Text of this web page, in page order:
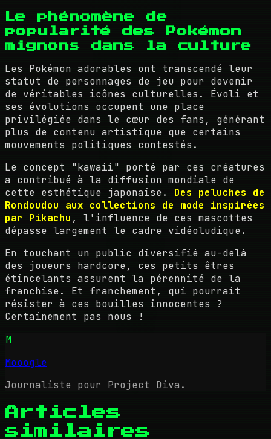
Le phénomène de
popularité des Pokémon
mignons dans la culture
Les Pokémon adorables ont transcendé leur
statut de personnages de jeu pour devenir
de véritables icônes culturelles. Évoli et
ses évolutions occupent une place
privilégiée dans le cœur des fans, générant
plus de contenu artistique que certains
mouvements politiques contestés.
Le concept "kawaii" porté par ces créatures
a contribué à la diffusion mondiale de
cette esthétique japonaise. Des peluches de
Rondoudou aux collections de mode inspirées
par Pikachu , l'influence de ces mascottes
dépasse largement le cadre vidéoludique.
En touchant un public diversifié au-delà
des joueurs hardcore, ces petits êtres
étincelants assurent la pérennité de la
franchise. Et franchement, qui pourrait
résister à ces bouilles innocentes ?
Certainement pas nous !
M
Mooogle
Journaliste pour Project Diva.
Articles
similaires